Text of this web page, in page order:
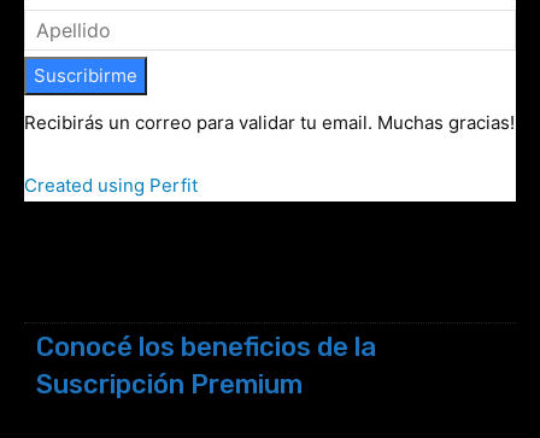
Suscribirme
Recibirás un correo para validar tu email. Muchas gracias!
Created using Perfit
Conocé los beneficios de la
Suscripción Premium